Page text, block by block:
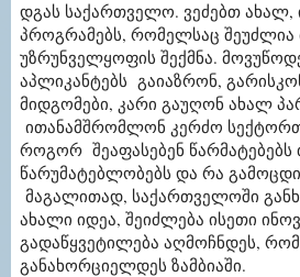
დგას საქართველო. ვეძებთ ახალ,
პროგრამებს, რომელსაც შეუძლია
უზრუნველყოფის შექმნა.
აპლიკანტებს გაიაზრონ,
მიდგომები, კარი გაუღონ ახალ
ითანამშრომლონ კერძო
როგორ შეაფასებენ წარმატებებს
წარუმატებლობებს და რა
მაგალითად, საქართველოში
ახალი იდეა, შეიძლება ისეთი
გადაწყვეტილება აღმოჩნდეს,
განახორციელდეს ზამბიაში.